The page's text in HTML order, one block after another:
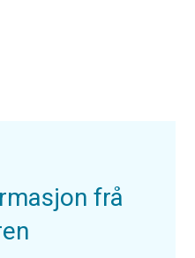
frå